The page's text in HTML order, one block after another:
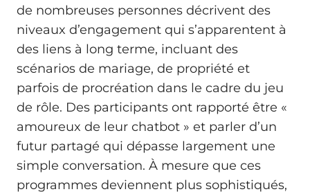
de nombreuses personnes décrivent des
niveaux d’engagement qui s’apparentent à
des liens à long terme, incluant des
scénarios de mariage, de propriété et
parfois de procréation dans le cadre du jeu
de rôle. Des participants ont rapporté être «
amoureux de leur chatbot » et parler d’un
futur partagé qui dépasse largement une
simple conversation. À mesure que ces
programmes deviennent plus sophistiqués,